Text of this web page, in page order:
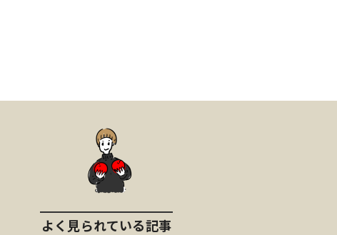
よく見られている記事